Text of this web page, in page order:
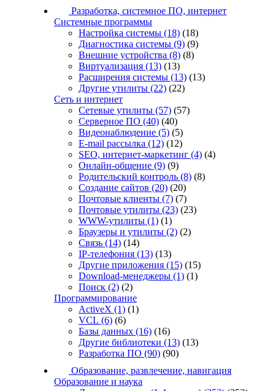
Разработка, системное ПО, интернет
Системные программы
Настройка системы (18) (18)
Диагностика системы (9) (9)
Внешние устройства (8) (8)
Виртуализация (13) (13)
Расширения системы (13) (13)
Другие утилиты (22) (22)
Сеть и интернет
Сетевые утилиты (57) (57)
Серверное ПО (40) (40)
Видеонаблюдение (5) (5)
E-mail рассылка (12) (12)
SEO, интернет-маркетинг (4) (4)
Онлайн-общение (9) (9)
Родительский контроль (8) (8)
Создание сайтов (20) (20)
Почтовые клиенты (7) (7)
Почтовые утилиты (23) (23)
WWW-утилиты (1) (1)
Браузеры и утилиты (2) (2)
Связь (14) (14)
IP-телефония (13) (13)
Другие приложения (15) (15)
Download-менеджеры (1) (1)
Поиск (2) (2)
Программирование
ActiveX (1) (1)
VCL (6) (6)
Базы данных (16) (16)
Другие библиотеки (13) (13)
Разработка ПО (90) (90)
Образование, развлечение, навигация
Образование и наука